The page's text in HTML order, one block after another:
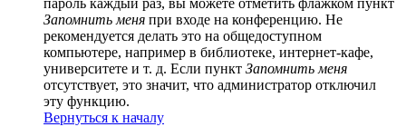
пароль каждый раз, вы можете отметить флажком пункт
Запомнить меня при входе на конференцию. Не
рекомендуется делать это на общедоступном
компьютере, например в библиотеке, интернет-кафе,
университете и т. д. Если пункт Запомнить меня
отсутствует, это значит, что администратор отключил
эту функцию.
Вернуться к началу